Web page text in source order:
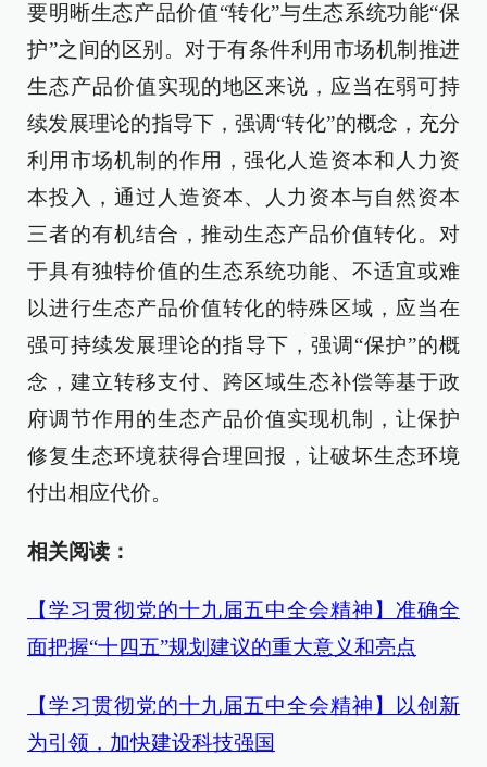
要明晰生态产品价值“转化”与生态系统功能“保
护”之间的区别。对于有条件利用市场机制推进
生态产品价值实现的地区来说，应当在弱可持
续发展理论的指导下，强调“转化”的概念，充分
利用市场机制的作用，强化人造资本和人力资
本投入，通过人造资本、人力资本与自然资本
三者的有机结合，推动生态产品价值转化。对
于具有独特价值的生态系统功能、不适宜或难
以进行生态产品价值转化的特殊区域，应当在
强可持续发展理论的指导下，强调“保护”的概
念，建立转移支付、跨区域生态补偿等基于政
府调节作用的生态产品价值实现机制，让保护
修复生态环境获得合理回报，让破坏生态环境
付出相应代价。
相关阅读：
【学习贯彻党的十九届五中全会精神】准确全
面把握“十四五”规划建议的重大意义和亮点
【学习贯彻党的十九届五中全会精神】以创新
为引领，加快建设科技强国